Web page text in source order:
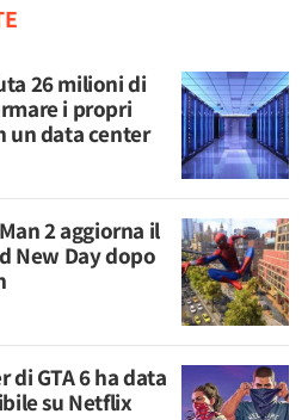
26 milioni di
i propri
un data center
2 aggiorna il
New Day dopo
di GTA 6 ha data
su Netflix